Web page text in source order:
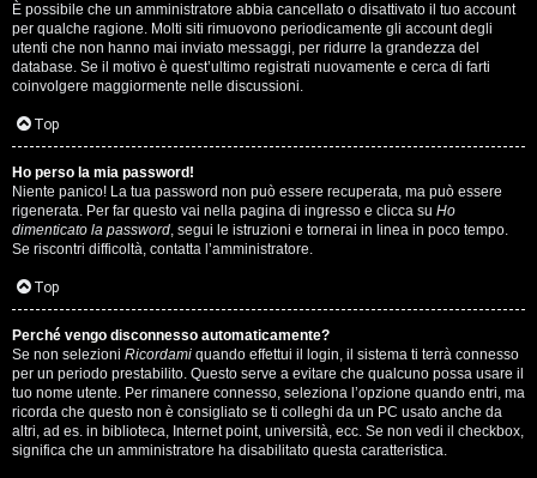
A
r
g
o
m
e
n
t
i
a
t
È possibile che un amministratore abbia cancellato o disattivato il tuo account
per qualche ragione. Molti siti rimuovono periodicamente gli account degli
utenti che non hanno mai inviato messaggi, per ridurre la grandezza del
database. Se il motivo è quest’ultimo registrati nuovamente e cerca di farti
coinvolgere maggiormente nelle discussioni.
Top
Ho perso la mia password!
Niente panico! La tua password non può essere recuperata, ma può essere
rigenerata. Per far questo vai nella pagina di ingresso e clicca su Ho
dimenticato la password, segui le istruzioni e tornerai in linea in poco tempo.
Se riscontri difficoltà, contatta l’amministratore.
Top
Perché vengo disconnesso automaticamente?
Se non selezioni Ricordami quando effettui il login, il sistema ti terrà connesso
per un periodo prestabilito. Questo serve a evitare che qualcuno possa usare il
tuo nome utente. Per rimanere connesso, seleziona l’opzione quando entri, ma
ricorda che questo non è consigliato se ti colleghi da un PC usato anche da
altri, ad es. in biblioteca, Internet point, università, ecc. Se non vedi il checkbox,
significa che un amministratore ha disabilitato questa caratteristica.
o
i
n
T
o
u
r
M
u
s
i